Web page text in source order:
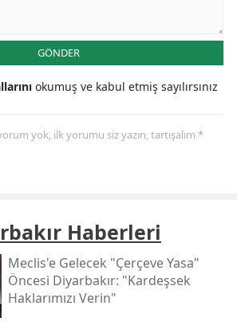
GÖNDER
okumuş ve kabul etmiş sayılırsınız
yok, ilk yorumu siz yazın, tartışalım *
Haberleri
Meclis'e Gelecek "çerçeve Yasa"
Öncesi Diyarbakır: "kardeşsek
Haklarımızı Verin"